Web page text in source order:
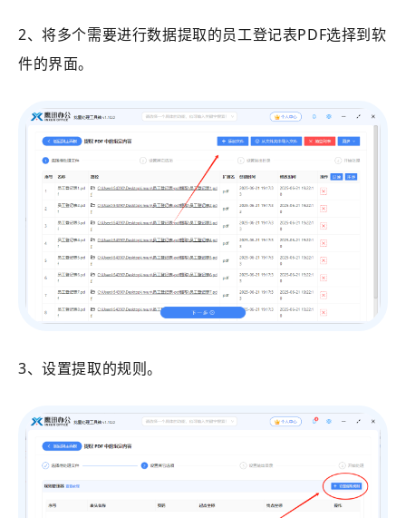
2、将多个需要进行数据提取的员工登记表PDF选择到软
件的界面。
3、设置提取的规则。